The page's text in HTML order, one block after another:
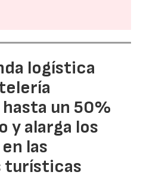
logística
un 50%
y alarga los
las
turísticas